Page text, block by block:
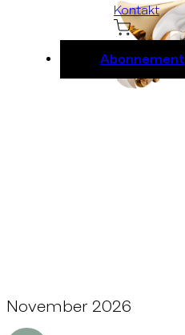
Kontakt
Abonnement
November 2026